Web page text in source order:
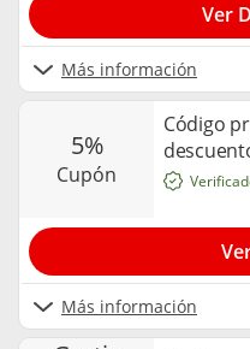
Más información
Ver
5%
cupón
Código
Más información